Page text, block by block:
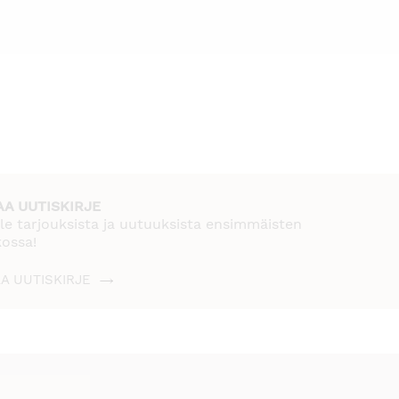
UUTISKIRJE
tarjouksista ja uutuuksista ensimmäisten
UUTISKIRJE